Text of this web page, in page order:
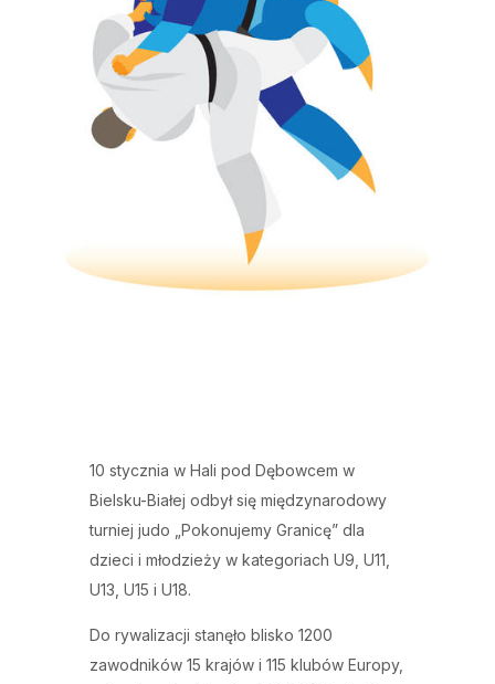
10 stycznia w Hali pod Dębowcem w
Bielsku-Białej odbył się międzynarodowy
turniej judo „Pokonujemy Granicę” dla
dzieci i młodzieży w kategoriach U9, U11,
U13, U15 i U18.
Do rywalizacji stanęło blisko 1200
zawodników 15 krajów i 115 klubów Europy,